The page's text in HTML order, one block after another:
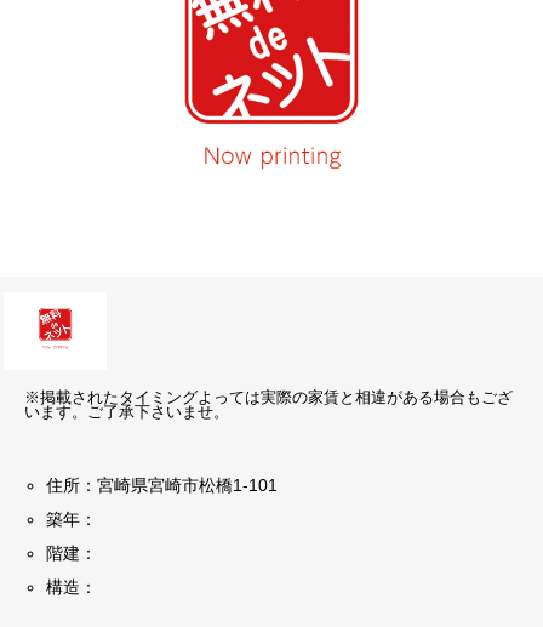
※掲載されたタイミングよっては実際の家賃と相違がある場合もござ
います。ご了承下さいませ。
住所：宮崎県宮崎市松橋1-101
築年：
階建：
構造：